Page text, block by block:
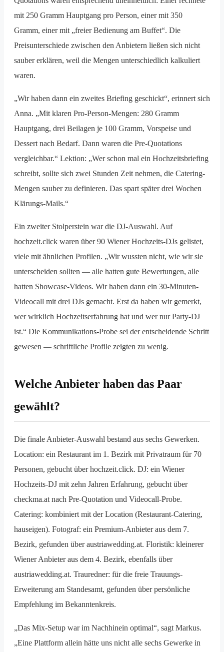
mit 250 Gramm Hauptgang pro Person, einer mit 350
Gramm, einer mit „freier Bedienung am Buffet“. Die
Preisunterschiede zwischen den Anbietern ließen sich nicht
sauber erklären, weil die Mengen unterschiedlich kalkuliert
waren.
„Wir haben dann ein zweites Briefing geschickt“, erinnert sich
Anna. „Mit klaren Pro-Person-Mengen: 280 Gramm
Hauptgang, drei Beilagen je 100 Gramm, Vorspeise und
Dessert nach Bedarf. Dann waren die Pre-Quotations
vergleichbar.“ Lektion: „Wer schon mal ein Hochzeitsbriefing
schreibt, sollte sich zwei Stunden Zeit nehmen, die Catering-
Mengen sauber zu definieren. Das spart später drei Wochen
Klärungs-Mails.“
Ein zweiter Stolperstein war die DJ-Auswahl. Auf
hochzeit.click waren über 90 Wiener Hochzeits-DJs gelistet,
viele mit ähnlichen Profilen. „Wir wussten nicht, wie wir sie
unterscheiden sollten — alle hatten gute Bewertungen, alle
hatten Showcase-Videos. Wir haben dann ein 30-Minuten-
Videocall mit drei DJs gemacht. Erst da haben wir gemerkt,
wer wirklich Hochzeitserfahrung hat und wer nur Party-DJ
ist.“ Die Kommunikations-Probe sei der entscheidende Schritt
gewesen — schriftliche Profile zeigten zu wenig.
Welche Anbieter haben das Paar
gewählt?
Die finale Anbieter-Auswahl bestand aus sechs Gewerken.
Location: ein Restaurant im 1. Bezirk mit Privatraum für 70
Personen, gebucht über hochzeit.click. DJ: ein Wiener
Hochzeits-DJ mit zehn Jahren Erfahrung, gebucht über
checkma.at nach Pre-Quotation und Videocall-Probe.
Catering: kombiniert mit der Location (Restaurant-Catering,
hauseigen). Fotograf: ein Premium-Anbieter aus dem 7.
Bezirk, gefunden über austriawedding.at. Floristik: kleinerer
Wiener Anbieter aus dem 4. Bezirk, ebenfalls über
austriawedding.at. Trauredner: für die freie Trauungs-
Erweiterung am Standesamt, gefunden über persönliche
Empfehlung im Bekanntenkreis.
„Das Mix-Setup war im Nachhinein optimal“, sagt Markus.
„Eine Plattform allein hätte uns nicht alle sechs Gewerke in